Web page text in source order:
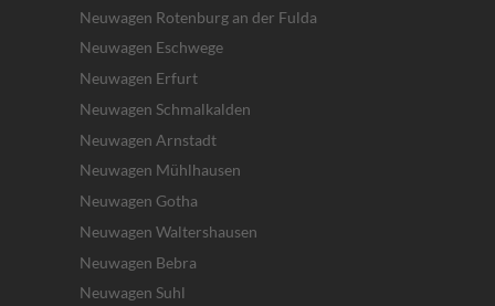
Neuwagen Rotenburg an der Fulda
Neuwagen Eschwege
Neuwagen Erfurt
Neuwagen Schmalkalden
Neuwagen Arnstadt
Neuwagen Mühlhausen
Neuwagen Gotha
Neuwagen Waltershausen
Neuwagen Bebra
Neuwagen Suhl